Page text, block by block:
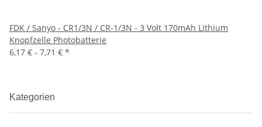
FDK / Sanyo - CR1/3N / CR-1/3N - 3 Volt 170mAh Lithium
Knopfzelle Photobatterie
6,17 € - 7,71 € *
Kategorien